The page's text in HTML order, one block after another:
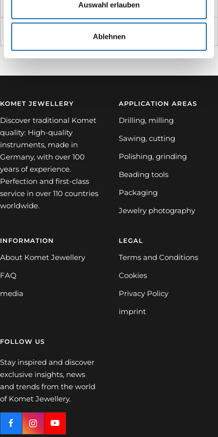
Auswahl erlauben
Ablehnen
12000
DCB8CA.104.035 VPE 5
KOMET JEWELLERY
Discover traditional Komet
quality: High-quality
instruments, made in
Germany, with over 100
years of experience.
Perfection and first-class
service in over 110 countries
worldwide.
APPLICATION AREAS
Drilling, milling
Sawing, cutting
Polishing, grinding
Beading tools
Packaging
Jewelry photography
INFORMATION
About Komet Jewellery
FAQ
media
LEGAL
Terms and Conditions
Cookies
Privacy Policy
imprint
FOLLOW US
Stay inspired and discover
exclusive insights, news
and trends from the world
of Komet Jewellery.